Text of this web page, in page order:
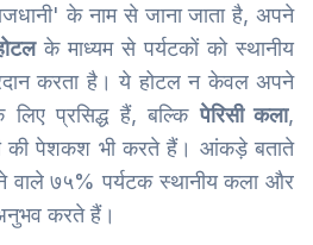
के नाम से जाना जाता है, अपने
के माध्यम से पर्यटकों को स्थानीय
करता है। ये होटल न केवल अपने
लिए प्रसिद्ध हैं, बल्किपेरिसी कला,
की पेशकश भी करते हैं। आंकड़े बताते
वाले ७५% पर्यटक स्थानीय कला और
करते हैं।